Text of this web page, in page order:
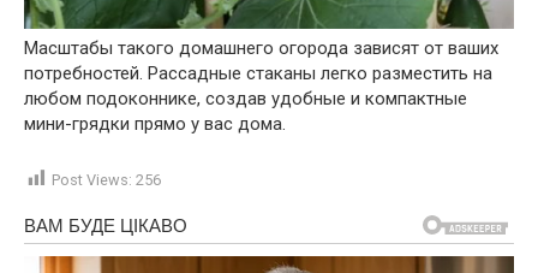
Масштабы такого домашнего огорода зависят от ваших
потребностей. Рассадные стаканы легко разместить на
любом подоконнике, создав удобные и компактные
мини-грядки прямо у вас дома.
Post Views: 256